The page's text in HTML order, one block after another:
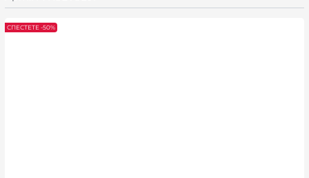
СПЕСТЕТЕ -50%